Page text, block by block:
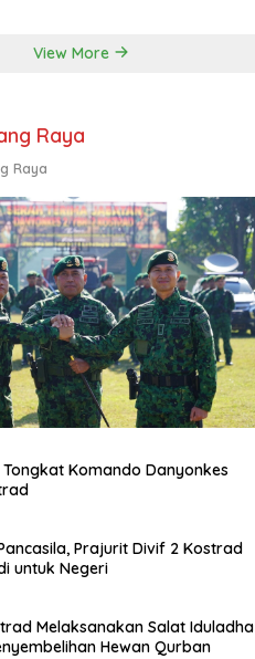
View More
Raya
Raya
Tongkat Komando Danyonkes
Prajurit Divif 2 Kostrad
untuk Negeri
Melaksanakan Salat Iduladha
Hewan Qurban